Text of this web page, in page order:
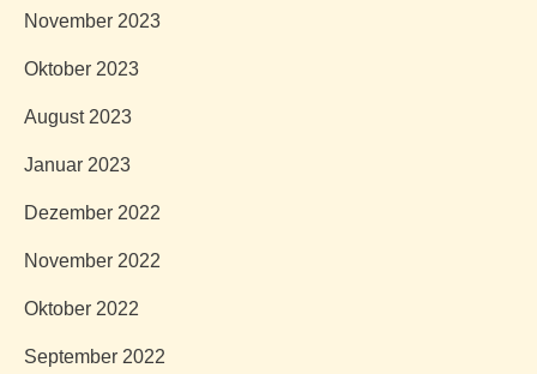
November 2023
Oktober 2023
August 2023
Januar 2023
Dezember 2022
November 2022
Oktober 2022
September 2022